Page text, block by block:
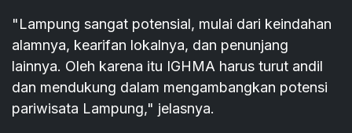
"Lampung sangat potensial, mulai dari keindahan
alamnya, kearifan lokalnya, dan penunjang
lainnya. Oleh karena itu IGHMA harus turut andil
dan mendukung dalam mengambangkan potensi
pariwisata Lampung," jelasnya.